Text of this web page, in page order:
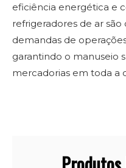
eficiência energética e
refrigeradores de ar
demandas de
garantindo o manuseio
mercadorias em toda a